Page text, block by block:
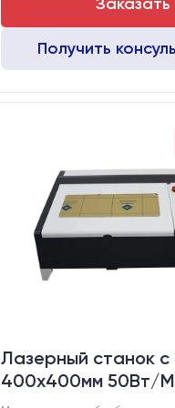
Получить
Лазерный станок c
400х400мм 50Вт/